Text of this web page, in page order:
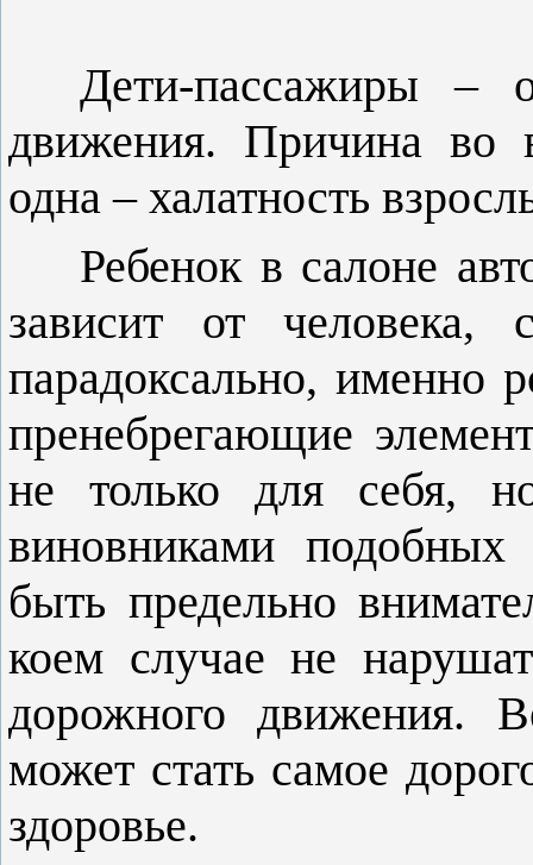
Дети-пассажиры –
движения. Причина во
одна – халатность
Ребенок в салоне
зависит от
парадоксально, именно
пренебрегающие
не только для себя,
виновниками
быть предельно
коем случае не
дорожного движения.
может стать самое
здоровье.